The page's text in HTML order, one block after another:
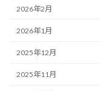
2026年2月
2026年1月
2025年12月
2025年11月